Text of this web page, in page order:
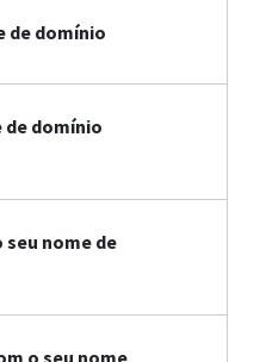
de domínio
de domínio
nome de